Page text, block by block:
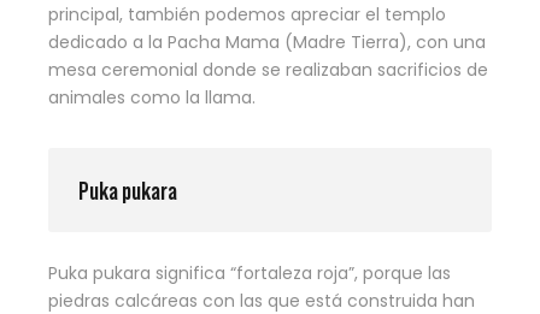
principal, también podemos apreciar el templo
dedicado a la Pacha Mama (Madre Tierra), con una
mesa ceremonial donde se realizaban sacrificios de
animales como la llama.
Puka pukara
Puka pukara significa “fortaleza roja”, porque las
piedras calcáreas con las que está construida han